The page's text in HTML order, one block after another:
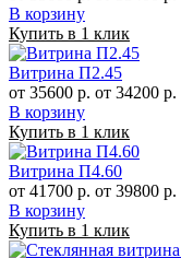
В корзину
Купить в 1 клик
Витрина П2.45
от 35600 р. от 34200 р.
В корзину
Купить в 1 клик
Витрина П4.60
от 41700 р. от 39800 р.
В корзину
Купить в 1 клик